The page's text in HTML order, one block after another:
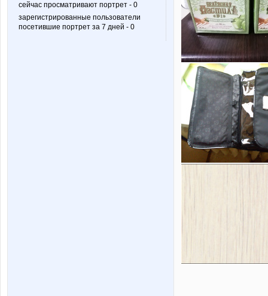
сейчас просматривают портрет - 0
зарегистрированные пользователи
посетившие портрет за 7 дней - 0